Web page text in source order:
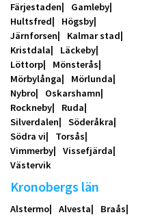
Färjestaden
Gamleby
Hultsfred
Högsby
Järnforsen
Kalmar stad
Kristdala
Läckeby
Löttorp
Mönsterås
Mörbylånga
Mörlunda
Nybro
Oskarshamn
Rockneby
Ruda
Silverdalen
Söderåkra
Södra vi
Torsås
Vimmerby
Vissefjärda
Västervik
Kronobergs län
Alstermo Alvesta
Braås